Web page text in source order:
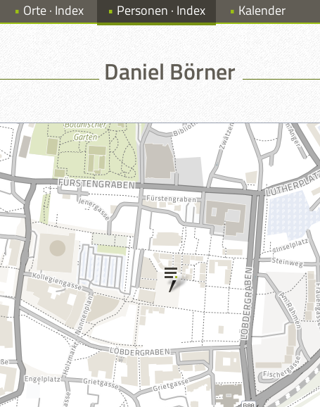
Orte · Index Personen · Index Kalender
Daniel Börner